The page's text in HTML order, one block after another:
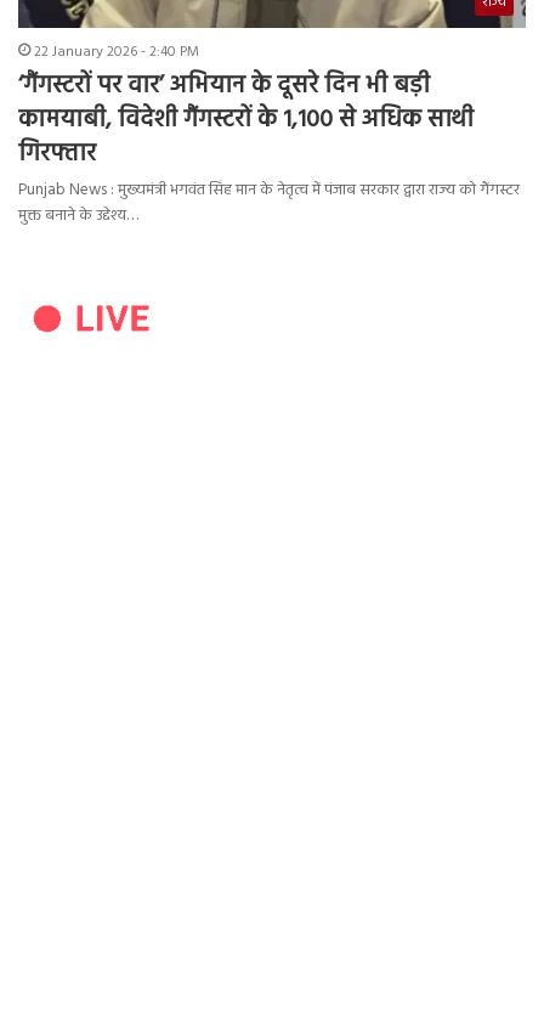
22 January 2026 - 2:40 PM
‘गैंगस्टरों पर वार’ अभियान के दूसरे दिन भी बड़ी
कामयाबी, विदेशी गैंगस्टरों के 1,100 से अधिक साथी
गिरफ्तार
Punjab News : मुख्यमंत्री भगवंत सिंह मान के नेतृत्व में पंजाब सरकार द्वारा राज्य को गैंगस्टर
मुक्त बनाने के उद्देश्य…